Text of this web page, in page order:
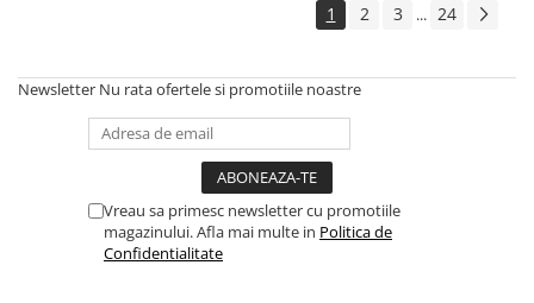
1 2 3 ... 24
Newsletter Nu rata ofertele si promotiile noastre
Vreau sa primesc newsletter cu promotiile
magazinului. Afla mai multe in Politica de
Confidentialitate